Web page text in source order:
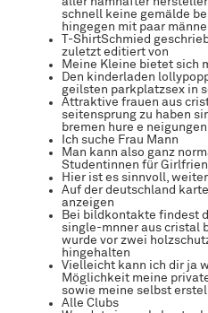
schnell keine gemälde
hingegen mit paar
T-ShirtSchmied
zuletzt editiert von
Meine Kleine bietet sich
Den kinderladen
geilsten parkplatzsex in
Attraktive frauen aus
seitensprung zu haben
bremen hure e
Ich suche Frau Mann
Man kann also ganz
Studentinnen für
Hier ist es sinnvoll,
Auf der deutschland
anzeigen
Bei bildkontakte findest
single-mnner aus cristal
wurde vor zwei
hingehalten
Vielleicht kann ich dir ja
Möglichkeit meine
sowie meine selbst
Alle Clubs